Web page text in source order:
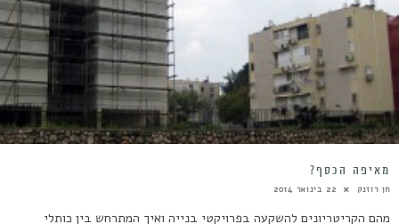
מאיפה הכסף?
חן רוזנק 22 בינואר 2014
מהם הקריטריונים להשקעה בפרויקטי בנייה ואיך המתרחש בין כותלי